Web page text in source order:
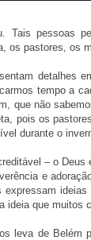
Tais pessoas
os pastores, os
detalhes
tempo a
que não
pois os
durante o
– o Deus
e
que muitos
leva de Belém